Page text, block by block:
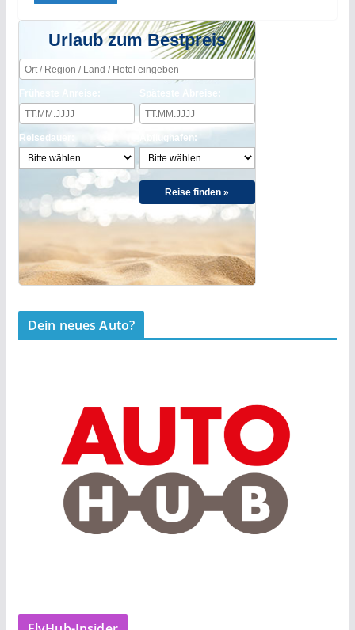
Urlaub zum Bestpreis
Früheste Anreise:
Reisedauer:
Späteste Abreise:
Abflughafen:
Reise finden »
Dein neues Auto?